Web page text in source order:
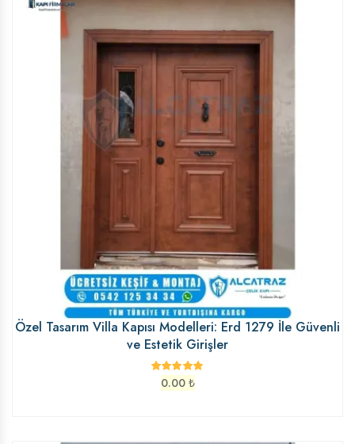
Özel Tasarım Villa Kapısı Modelleri: Erd 1279 İle Güvenli
ve Estetik Girişler
0.00 ₺